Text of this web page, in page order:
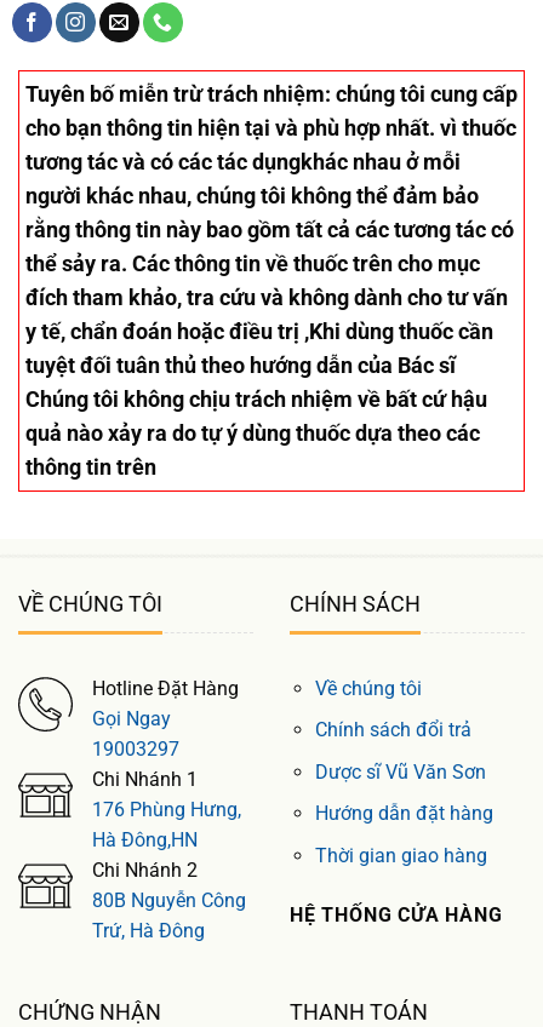
Tuyên bố miễn trừ trách nhiệm: chúng tôi cung cấp
cho bạn thông tin hiện tại và phù hợp nhất. vì thuốc
tương tác và có các tác dụngkhác nhau ở mỗi
người khác nhau, chúng tôi không thể đảm bảo
rằng thông tin này bao gồm tất cả các tương tác có
thể sảy ra. Các thông tin về thuốc trên cho mục
đích tham khảo, tra cứu và không dành cho tư vấn
y tế, chẩn đoán hoặc điều trị ,Khi dùng thuốc cần
tuyệt đối tuân thủ theo hướng dẫn của Bác sĩ
Chúng tôi không chịu trách nhiệm về bất cứ hậu
quả nào xảy ra do tự ý dùng thuốc dựa theo các
thông tin trên
VỀ CHÚNG TÔI
Hotline Đặt Hàng
Gọi Ngay
19003297
Chi Nhánh 1
176 Phùng Hưng,
Hà Đông,HN
Chi Nhánh 2
80B Nguyễn Công
Trứ, Hà Đông
CHÍNH SÁCH
Về chúng tôi
Chính sách đổi trả
Dược sĩ Vũ Văn Sơn
Hướng dẫn đặt hàng
Thời gian giao hàng
HỆ THỐNG CỬA HÀNG
CHỨNG NHẬN THANH TOÁN